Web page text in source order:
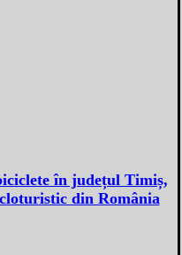
în județul Timiș,
din România